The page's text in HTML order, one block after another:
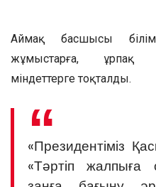
Аймақ басшысы
жұмыстарға, ұрпақ
міндеттерге тоқталды.
«Президентіміз
«Тәртіп жалпыға